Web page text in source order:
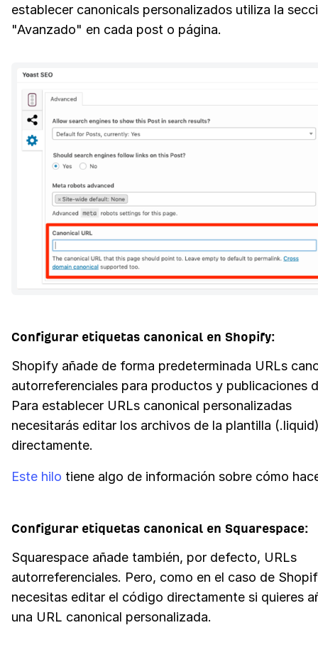
establecer canonicals personalizados utiliza la
"Avanzado" en cada post o página.
Configurar etiquetas canonical en Shopify:
Shopify añade de forma predeterminada URLs
autorreferenciales para productos y publicaciones
Para establecer URLs canonical personalizadas
necesitarás editar los archivos de la plantilla
directamente.
Este hilo tiene algo de información sobre cómo
Configurar etiquetas canonical en Squarespace:
Squarespace añade también, por defecto, URLs
autorreferenciales. Pero, como en el caso de
necesitas editar el código directamente si quieres
una URL canonical personalizada.